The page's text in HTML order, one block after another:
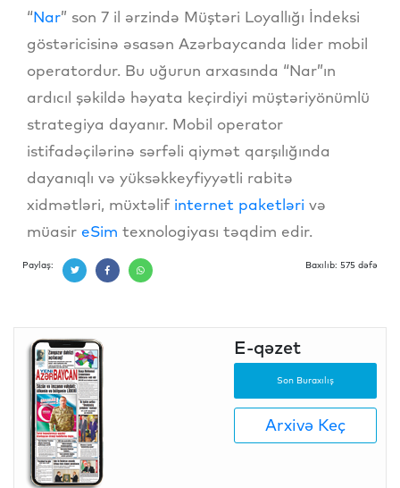
“Nar” son 7 il ərzində Müştəri Loyallığı İndeksi
göstəricisinə əsasən Azərbaycanda lider mobil
operatordur. Bu uğurun arxasında “Nar”ın
ardıcıl şəkildə həyata keçirdiyi müştəriyönümlü
strategiya dayanır. Mobil operator
istifadəçilərinə sərfəli qiymət qarşılığında
dayanıqlı və yüksəkkeyfiyyətli rabitə
xidmətləri, müxtəlif internet paketləri və
müasir eSim texnologiyası təqdim edir.
Paylaş: Baxılıb: 575 dəfə
E-qəzet
Son Buraxılış
Arxivə Keç